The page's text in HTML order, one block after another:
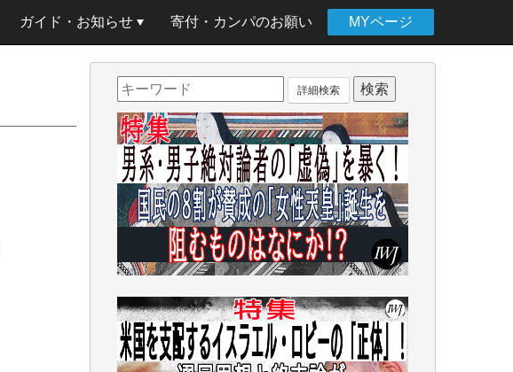
ガイド・お知らせ 寄付・カンパのお願い MYページ
詳細検索